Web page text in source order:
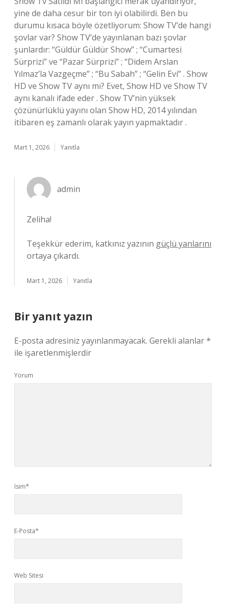
yine de daha cesur bir ton iyi olabilirdi. Ben bu
durumu kısaca böyle özetliyorum: Show TV’de hangi
şovlar var? Show TV’de yayınlanan bazı şovlar
şunlardır: “Güldür Güldür Show” ; “Cumartesi
Sürprizi” ve “Pazar Sürprizi” ; “Didem Arslan
Yılmaz’la Vazgeçme” ; “Bu Sabah” ; “Gelin Evi” . Show
HD ve Show TV aynı mı? Evet, Show HD ve Show TV
aynı kanalı ifade eder . Show TV’nin yüksek
çözünürlüklü yayını olan Show HD, 2014 yılından
itibaren eş zamanlı olarak yayın yapmaktadır .
Mart 1, 2026 Yanıtla
admin
Zeliha!
Teşekkür ederim, katkınız yazının güçlü yanlarını
ortaya çıkardı.
Mart 1, 2026 Yanıtla
Bir yanıt yazın
E-posta adresiniz yayınlanmayacak. Gerekli alanlar*
ile işaretlenmişlerdir
Yorum
İsim*
E-Posta*
Web Sitesi